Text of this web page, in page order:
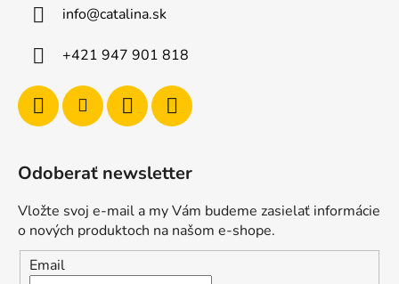
info@catalina.sk
+421 947 901 818
Odoberať newsletter
Vložte svoj e-mail a my Vám budeme zasielať informácie
o nových produktoch na našom e-shope.
Email